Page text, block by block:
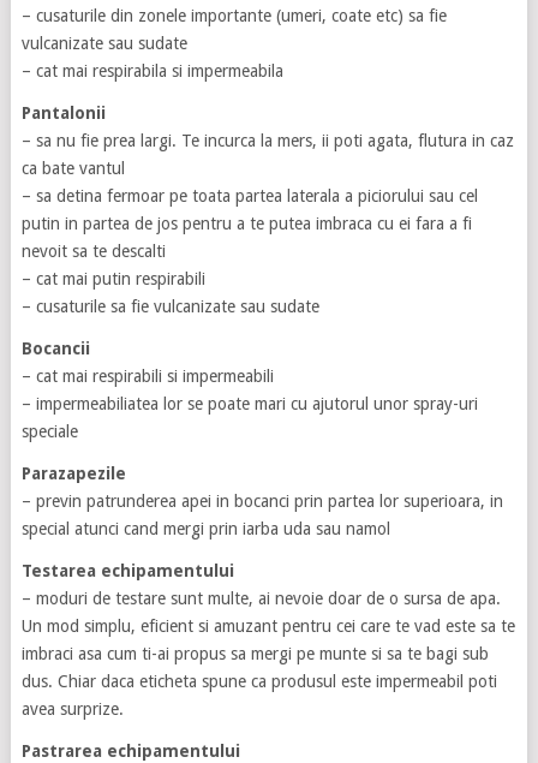
– cusaturile din zonele importante (umeri, coate etc) sa fie
vulcanizate sau sudate
– cat mai respirabila si impermeabila
Pantalonii
– sa nu fie prea largi. Te incurca la mers, ii poti agata, flutura in caz
ca bate vantul
– sa detina fermoar pe toata partea laterala a piciorului sau cel
putin in partea de jos pentru a te putea imbraca cu ei fara a fi
nevoit sa te descalti
– cat mai putin respirabili
– cusaturile sa fie vulcanizate sau sudate
Bocancii
– cat mai respirabili si impermeabili
– impermeabiliatea lor se poate mari cu ajutorul unor spray-uri
speciale
Parazapezile
– previn patrunderea apei in bocanci prin partea lor superioara, in
special atunci cand mergi prin iarba uda sau namol
Testarea echipamentului
– moduri de testare sunt multe, ai nevoie doar de o sursa de apa.
Un mod simplu, eficient si amuzant pentru cei care te vad este sa te
imbraci asa cum ti-ai propus sa mergi pe munte si sa te bagi sub
dus. Chiar daca eticheta spune ca produsul este impermeabil poti
avea surprize.
Pastrarea echipamentului